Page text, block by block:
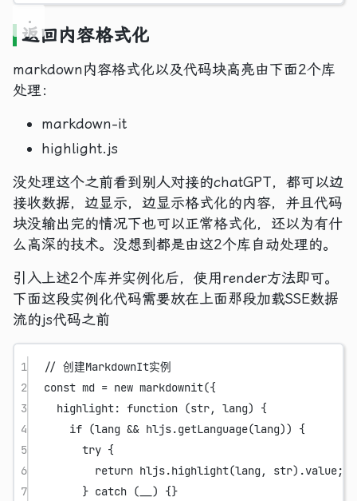
返回内容格式化
markdown内容格式化以及代码块高亮由下面2个库
处理：
markdown-it
highlight.js
没处理这个之前看到别人对接的chatGPT，都可以边
接收数据，边显示，边显示格式化的内容，并且代码
块没输出完的情况下也可以正常格式化，还以为有什
么高深的技术。没想到都是由这2个库自动处理的。
引入上述2个库并实例化后，使用render方法即可。
下面这段实例化代码需要放在上面那段加载SSE数据
流的js代码之前
1
// 创建MarkdownIt实例
2
const md = new markdownit({
3
highlight: function (str, lang) {
4
if (lang && hljs.getLanguage(lang)) {
5
try {
6
return hljs.highlight(lang, str).value;
7
} catch (__) {}